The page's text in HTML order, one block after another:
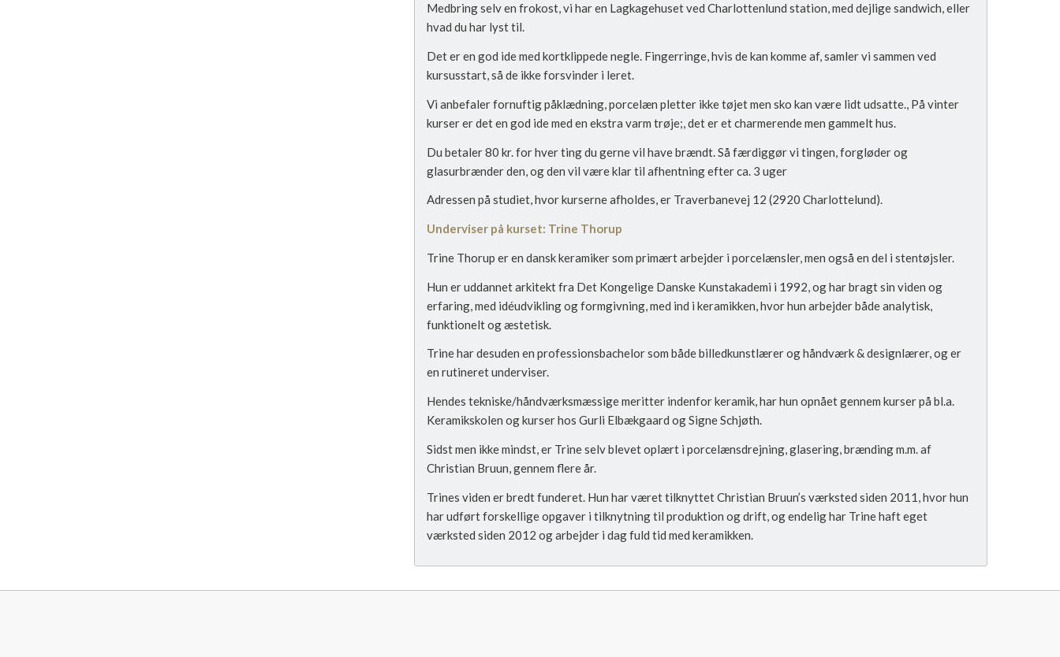
Medbring selv en frokost, vi har en Lagkagehuset ved Charlottenlund station, med dejlige sandwich, eller
hvad du har lyst til.
Det er en god ide med kortklippede negle. Fingerringe, hvis de kan komme af, samler vi sammen ved
kursusstart, så de ikke forsvinder i leret.
Vi anbefaler fornuftig påklædning, porcelæn pletter ikke tøjet men sko kan være lidt udsatte., På vinter
kurser er det en god ide med en ekstra varm trøje;, det er et charmerende men gammelt hus.
Du betaler 80 kr. for hver ting du gerne vil have brændt. Så færdiggør vi tingen, forgløder og
glasurbrænder den, og den vil være klar til afhentning efter ca. 3 uger
Adressen på studiet, hvor kurserne afholdes, er Traverbanevej 12 (2920 Charlottelund).
Underviser på kurset: Trine Thorup
Trine Thorup er en dansk keramiker som primært arbejder i porcelænsler, men også en del i stentøjsler.
Hun er uddannet arkitekt fra Det Kongelige Danske Kunstakademi i 1992, og har bragt sin viden og
erfaring, med idéudvikling og formgivning, med ind i keramikken, hvor hun arbejder både analytisk,
funktionelt og æstetisk.
Trine har desuden en professionsbachelor som både billedkunstlærer og håndværk & designlærer, og er
en rutineret underviser.
Hendes tekniske/håndværksmæssige meritter indenfor keramik, har hun opnået gennem kurser på bl.a.
Keramikskolen og kurser hos Gurli Elbækgaard og Signe Schjøth.
Sidst men ikke mindst, er Trine selv blevet oplært i porcelænsdrejning, glasering, brænding m.m. af
Christian Bruun, gennem flere år.
Trines viden er bredt funderet. Hun har været tilknyttet Christian Bruun’s værksted siden 2011, hvor hun
har udført forskellige opgaver i tilknytning til produktion og drift, og endelig har Trine haft eget
værksted siden 2012 og arbejder i dag fuld tid med keramikken.